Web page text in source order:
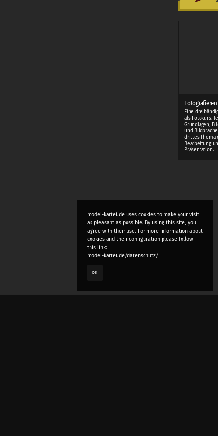
Eine
als Fotokurs.
Grundlagen,
und
drittes Thema
Bearbeitung
Präsentation.
model-kartei.de uses cookies to make your visit
as pleasant as possible. By using this site, you
agree with their use. For more information about
cookies and their configuration please follow
this link:
model-kartei.de/datenschutz/
OK